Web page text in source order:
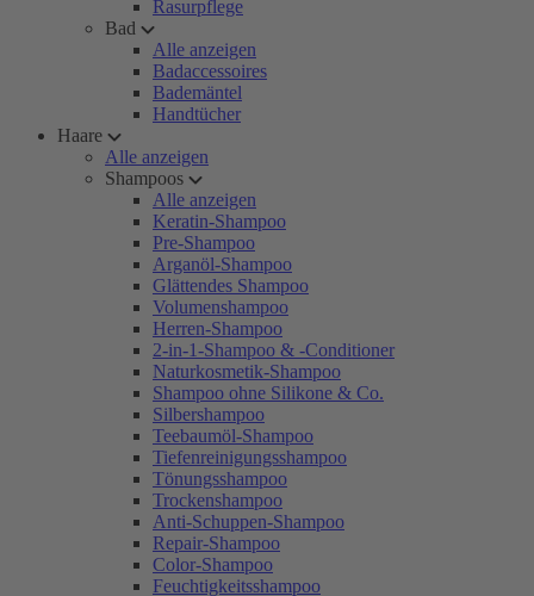
Rasurpflege
Bad
Alle anzeigen
Badaccessoires
Bademäntel
Handtücher
Haare
Alle anzeigen
Shampoos
Alle anzeigen
Keratin-Shampoo
Pre-Shampoo
Arganöl-Shampoo
Glättendes Shampoo
Volumenshampoo
Herren-Shampoo
2-in-1-Shampoo & -Conditioner
Naturkosmetik-Shampoo
Shampoo ohne Silikone & Co.
Silbershampoo
Teebaumöl-Shampoo
Tiefenreinigungsshampoo
Tönungsshampoo
Trockenshampoo
Anti-Schuppen-Shampoo
Repair-Shampoo
Color-Shampoo
Feuchtigkeitsshampoo